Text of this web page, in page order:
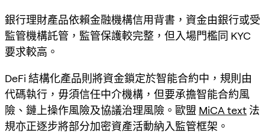
銀行理財產品依賴金融機構信用背書，資金由銀行或受
監管機構託管，監管保護較完整，但入場門檻同 KYC
要求較高。
DeFi 結構化產品則將資金鎖定於智能合約中，規則由
代碼執行，毋須信任中介機構，但要承擔智能合約風
險、鏈上操作風險及協議治理風險。歐盟 MiCA text 法
規亦正逐步將部分加密資產活動納入監管框架。